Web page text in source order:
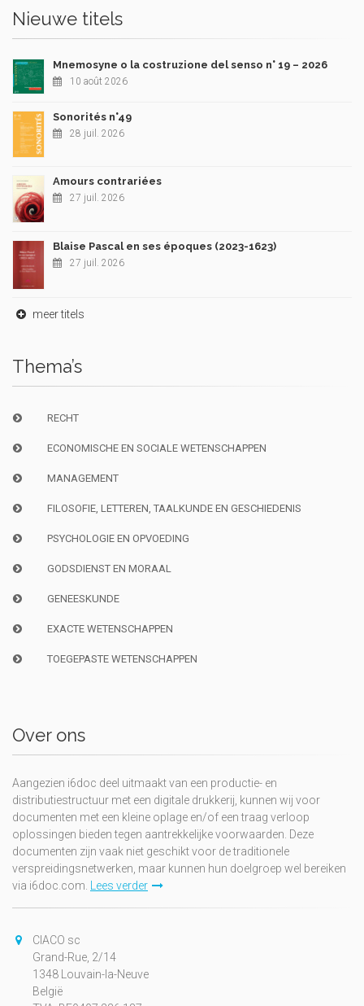
Nieuwe titels
Mnemosyne o la costruzione del senso n° 19 – 2026
10 août 2026
Sonorités n°49
28 juil. 2026
Amours contrariées
27 juil. 2026
Blaise Pascal en ses époques (2023-1623)
27 juil. 2026
meer titels
Thema’s
RECHT
ECONOMISCHE EN SOCIALE WETENSCHAPPEN
MANAGEMENT
FILOSOFIE, LETTEREN, TAALKUNDE EN GESCHIEDENIS
PSYCHOLOGIE EN OPVOEDING
GODSDIENST EN MORAAL
GENEESKUNDE
EXACTE WETENSCHAPPEN
TOEGEPASTE WETENSCHAPPEN
Over ons
Aangezien i6doc deel uitmaakt van een productie- en
distributiestructuur met een digitale drukkerij, kunnen wij voor
documenten met een kleine oplage en/of een traag verloop
oplossingen bieden tegen aantrekkelijke voorwaarden. Deze
documenten zijn vaak niet geschikt voor de traditionele
verspreidingsnetwerken, maar kunnen hun doelgroep wel bereiken
via i6doc.com. Lees verder
CIACO sc
Grand-Rue, 2/14
1348 Louvain-la-Neuve
België